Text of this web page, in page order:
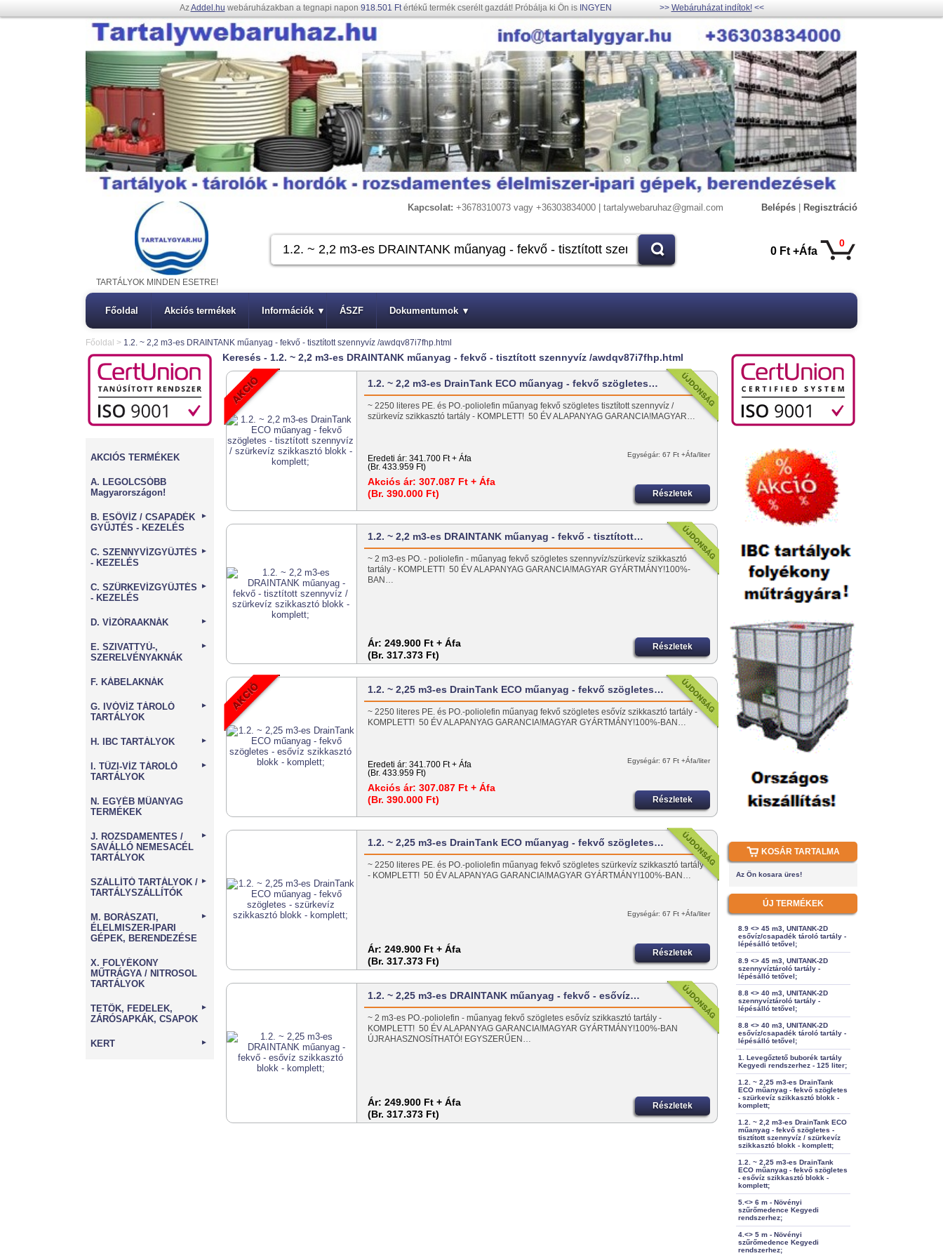
AzAddel.hu webáruházakban a tegnapi napon 918.501 Ftértékű termék cserélt gazdát! Próbálja ki Ön is INGYEN >> Webáruházat indítok!<<
Kapcsolat: +3678310073 vagy +36303834000 | tartalywebaruhaz@gmail.com Belépés Regisztráció
0
0 Ft +Áfa
TARTÁLYOK MINDEN ESETRE!
Főoldal Akciós termékek Információk ▾ ÁSZF Dokumentumok ▾
Főoldal > 1.2. ~ 2,2 m3-es DRAINTANK műanyag - fekvő - tisztított szennyvíz /awdqv87i7fhp.html
AKCIÓS TERMÉKEK
A. LEGOLCSÓBB
Magyarországon!
B. ESŐVÍZ / CSAPADÉK
GYŰJTÉS - KEZELÉS
►
C. SZENNYVÍZGYŰJTÉS
- KEZELÉS
►
C. SZÜRKEVÍZGYŰJTÉS
- KEZELÉS
►
D. VÍZÓRAAKNÁK ►
E. SZIVATTYÚ-,
SZERELVÉNYAKNÁK
►
F. KÁBELAKNÁK
G. IVÓVÍZ TÁROLÓ
TARTÁLYOK
►
H. IBC TARTÁLYOK ►
I. TŰZI-VÍZ TÁROLÓ
TARTÁLYOK
►
N. EGYÉB MŰANYAG
TERMÉKEK
J. ROZSDAMENTES /
SAVÁLLÓ NEMESACÉL
TARTÁLYOK
►
SZÁLLÍTÓ TARTÁLYOK /
TARTÁLYSZÁLLÍTÓK
►
M. BORÁSZATI,
ÉLELMISZER-IPARI
GÉPEK, BERENDEZÉSE
►
X. FOLYÉKONY
MŰTRÁGYA / NITROSOL
TARTÁLYOK
TETŐK, FEDELEK,
ZÁRÓSAPKÁK, CSAPOK
►
KERT ►
Keresés - 1.2. ~ 2,2 m3-es DRAINTANK műanyag - fekvő - tisztított szennyvíz /awdqv87i7fhp.html
1.2. ~ 2,2 m3-es DrainTank ECO műanyag - fekvő szögletes…
~ 2250 literes PE. és PO.-poliolefin műanyag fekvő szögletes tisztított szennyvíz /
szürkevíz szikkasztó tartály - KOMPLETT! 50 ÉV ALAPANYAG GARANCIA!MAGYAR…
Eredeti ár: 341.700 Ft + Áfa
(Br. 433.959 Ft)
Akciós ár: 307.087 Ft + Áfa
(Br. 390.000 Ft)
Egységár: 67 Ft +Áfa/liter
Részletek
1.2. ~ 2,2 m3-es DRAINTANK műanyag - fekvő - tisztított…
~ 2 m3-es PO. - poliolefin - műanyag fekvő szögletes szennyvíz/szürkevíz szikkasztó
tartály - KOMPLETT! 50 ÉV ALAPANYAG GARANCIA!MAGYAR GYÁRTMÁNY!100%-
BAN…
Ár: 249.900 Ft + Áfa
(Br. 317.373 Ft)
Részletek
1.2. ~ 2,25 m3-es DrainTank ECO műanyag - fekvő szögletes…
~ 2250 literes PE. és PO.-poliolefin műanyag fekvő szögletes esővíz szikkasztó tartály -
KOMPLETT! 50 ÉV ALAPANYAG GARANCIA!MAGYAR GYÁRTMÁNY!100%-BAN…
Eredeti ár: 341.700 Ft + Áfa
(Br. 433.959 Ft)
Akciós ár: 307.087 Ft + Áfa
(Br. 390.000 Ft)
Egységár: 67 Ft +Áfa/liter
Részletek
1.2. ~ 2,25 m3-es DrainTank ECO műanyag - fekvő szögletes…
~ 2250 literes PE. és PO.-poliolefin műanyag fekvő szögletes szürkevíz szikkasztó tartály
- KOMPLETT! 50 ÉV ALAPANYAG GARANCIA!MAGYAR GYÁRTMÁNY!100%-BAN…
Ár: 249.900 Ft + Áfa
(Br. 317.373 Ft)
Egységár: 67 Ft +Áfa/liter
Részletek
1.2. ~ 2,25 m3-es DRAINTANK műanyag - fekvő - esővíz…
~ 2 m3-es PO.-poliolefin - műanyag fekvő szögletes esővíz szikkasztó tartály -
KOMPLETT! 50 ÉV ALAPANYAG GARANCIA!MAGYAR GYÁRTMÁNY!100%-BAN
ÚJRAHASZNOSÍTHATÓ! EGYSZERŰEN…
Ár: 249.900 Ft + Áfa
(Br. 317.373 Ft)
Részletek
KOSÁR TARTALMA
Az Ön kosara üres!
ÚJ TERMÉKEK
8.9 <> 45 m3, UNITANK-2D
esővíz/csapadék tároló tartály -
lépésálló tetővel;
8.9 <> 45 m3, UNITANK-2D
szennyvíztároló tartály -
lépésálló tetővel;
8.8 <> 40 m3, UNITANK-2D
szennyvíztároló tartály -
lépésálló tetővel;
8.8 <> 40 m3, UNITANK-2D
esővíz/csapadék tároló tartály -
lépésálló tetővel;
1. Levegőztető buborék tartály
Kegyedi rendszerhez - 125 liter;
1.2. ~ 2,25 m3-es DrainTank
ECO műanyag - fekvő szögletes
- szürkevíz szikkasztó blokk -
komplett;
1.2. ~ 2,2 m3-es DrainTank ECO
műanyag - fekvő szögletes -
tisztított szennyvíz / szürkevíz
szikkasztó blokk - komplett;
1.2. ~ 2,25 m3-es DrainTank
ECO műanyag - fekvő szögletes
- esővíz szikkasztó blokk -
komplett;
5.<> 6 m - Növényi
szűrőmedence Kegyedi
rendszerhez;
4.<> 5 m - Növényi
szűrőmedence Kegyedi
rendszerhez;